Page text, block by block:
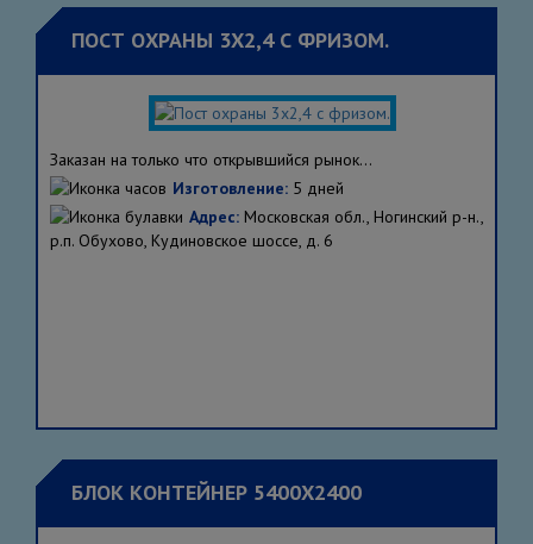
ПОСТ ОХРАНЫ 3Х2,4 С ФРИЗОМ.
Заказан на только что открывшийся рынок...
Изготовление: 5 дней
Адрес: Московская обл., Ногинский р-н.,
р.п. Обухово, Кудиновское шоссе, д. 6
БЛОК КОНТЕЙНЕР 5400Х2400